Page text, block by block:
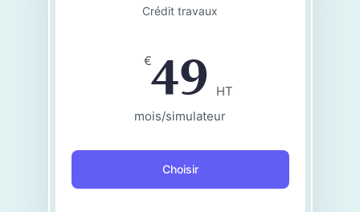
Crédit travaux
€49
HT
mois/simulateur
Choisir